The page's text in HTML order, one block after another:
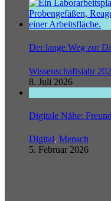
Der lange Weg zur
Wissenschaftsjahr
8. Juli 2026
Digitale Nähe:
Digital, Mensch
5. Februar 2026